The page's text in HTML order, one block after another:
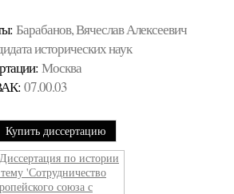
Барабанов, Вячеслав Алексеевич
исторических наук
Москва
07.00.03
Купить диссертацию